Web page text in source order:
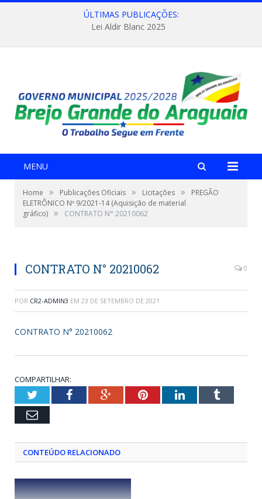
ÚLTIMAS PUBLICAÇÕES:
Lei Aldir Blanc 2025
MENU
Home » Publicações Oficiais » Licitações »
PREGÃO
ELETRÔNICO Nº 9/2021-14 (Aquisição de material
gráfico) » CONTRATO N° 20210062
CONTRATO N° 20210062 0
POR CR2-ADMIN3 EM 23 DE SETEMBRO DE 2021
CONTRATO N° 20210062
COMPARTILHAR:
TwitterFacebookGoogle+PinterestLinkedInTumblr
Email
CONTEÚDO RELACIONADO